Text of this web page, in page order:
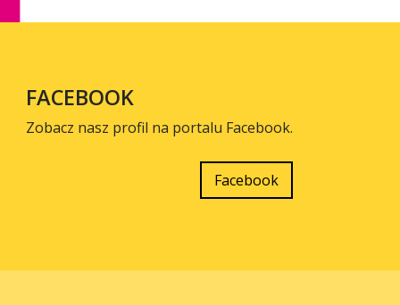
FACEBOOK
Zobacz nasz profil na portalu Facebook.
Facebook